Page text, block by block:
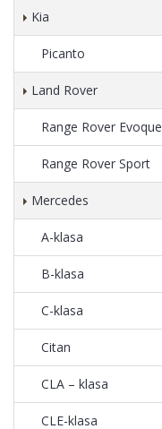
Kia
Picanto
Land Rover
Range Rover Evoque
Range Rover Sport
Mercedes
A-klasa
B-klasa
C-klasa
Citan
CLA – klasa
CLE-klasa